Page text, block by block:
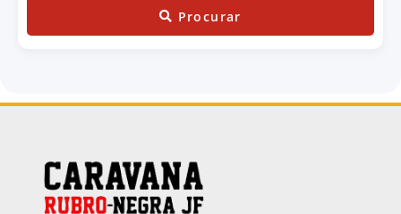
Procurar